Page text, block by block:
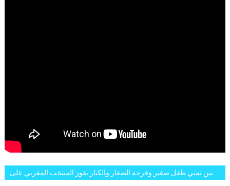
بين تمني طفل صغير وفرحة الصغار والكبار بفوز المنتخب المغربي على